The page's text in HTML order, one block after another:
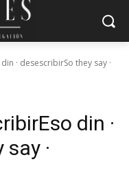
· desescribirSo they say ·
Eso din ·
·